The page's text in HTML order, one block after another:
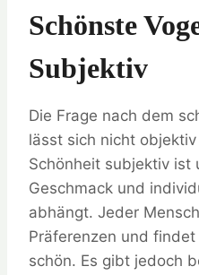
Schönste
Subjektiv
Die Frage nach dem
lässt sich nicht
Schönheit subjektiv ist
Geschmack und
abhängt. Jeder
Präferenzen und
schön. Es gibt jedoch